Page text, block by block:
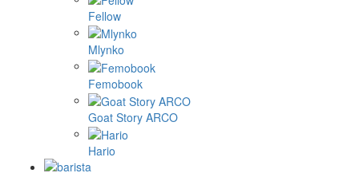
Fellow
Mlynko
Femobook
Goat Story ARCO
Hario